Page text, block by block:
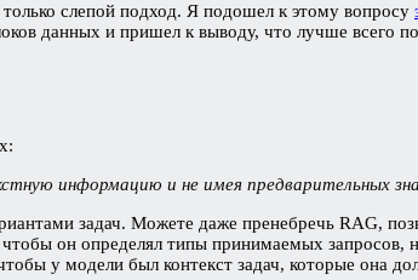
слепой подход. Я подошел к этому вопросу
данных и пришел к выводу, что лучше всего
информацию и не имея предварительных
задач. Можете даже пренебречь RAG,
он определял типы принимаемых
у модели был контекст задач, которые она